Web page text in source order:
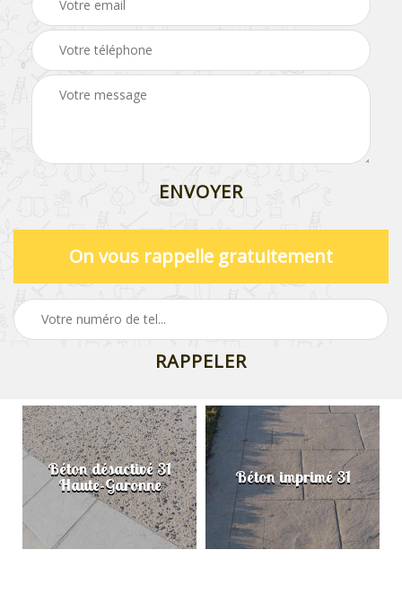
On vous rappelle gratuitement
Béton désactivé 31
Haute-Garonne Béton imprimé 31